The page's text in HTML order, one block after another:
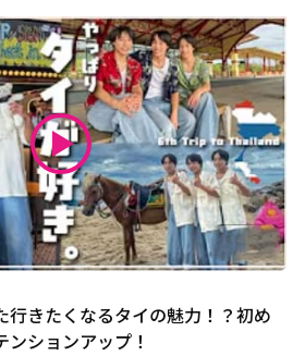
行きたくなるタイの魅力！？初め
ションアップ！